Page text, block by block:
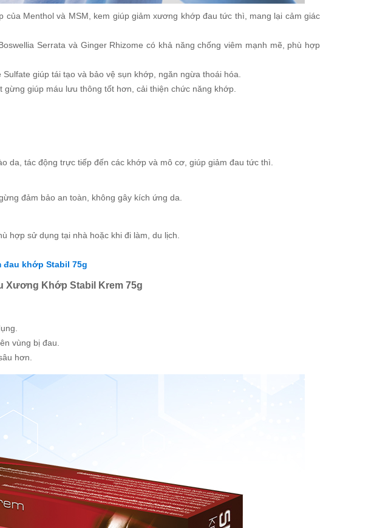
của Menthol và MSM, kem giúp giảm xương khớp đau tức thì, mang lại cảm giác
Serrata và Ginger Rhizome có khả năng chống viêm mạnh mẽ, phù hợp
Sulfate giúp tái tạo và bảo vệ sụn khớp, ngăn ngừa thoái hóa.
gừng giúp máu lưu thông tốt hơn, cải thiện chức năng khớp.
da, tác động trực tiếp đến các khớp và mô cơ, giúp giảm đau tức thì.
đảm bảo an toàn, không gây kích ứng da.
hợp sử dụng tại nhà hoặc khi đi làm, du lịch.
đau khớp Stabil 75g
Xương Khớp Stabil Krem 75g
vùng bị đau.
hơn.